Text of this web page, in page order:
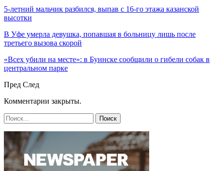
5-летний мальчик разбился, выпав с 16-го этажа казанской
высотки
В Уфе умерла девушка, попавшая в больницу лишь после
третьего вызова скорой
«Всех убили на месте»: в Буинске сообщили о гибели собак в
центральном парке
Пред След
Комментарии закрыты.